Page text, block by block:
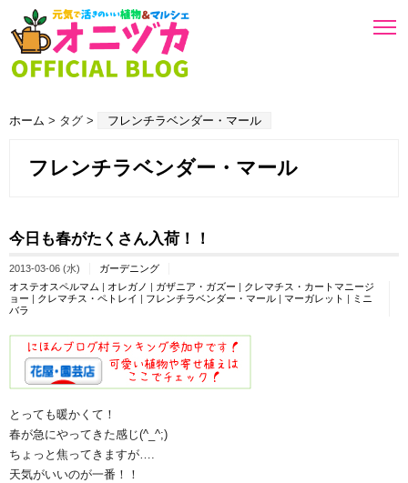
ホーム > タグ > フレンチラベンダー・マール
フレンチラベンダー・マール
今日も春がたくさん入荷！！
2013-03-06 (水)
ガーデニング
オステオスペルマム | オレガノ | ガザニア・ガズー | クレマチス・カートマニージ
ョー | クレマチス・ペトレイ | フレンチラベンダー・マール | マーガレット | ミニ
バラ
とっても暖かくて！
春が急にやってきた感じ(^_^;)
ちょっと焦ってきますが….
天気がいいのが一番！！